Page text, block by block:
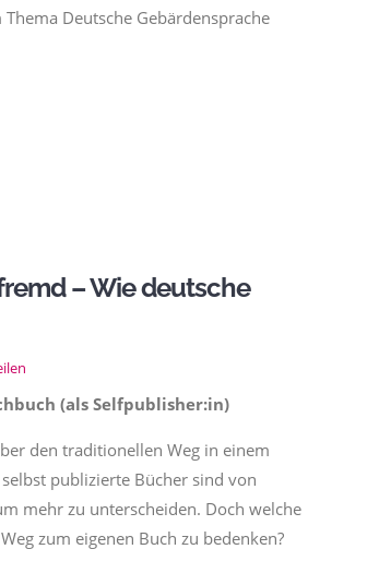
Deutsche Gebärdensprache
– Wie deutsche
(als Selfpublisher:in)
den traditionellen Weg in einem
publizierte Bücher sind von
mehr zu unterscheiden. Doch welche
zum eigenen Buch zu bedenken?